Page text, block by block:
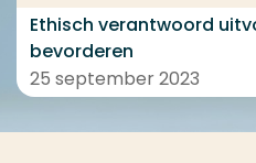
Ethisch verantwoord
bevorderen
25 september 2023
Contact